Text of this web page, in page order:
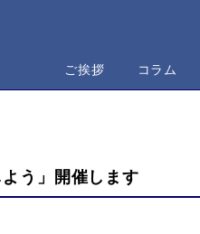
ご挨拶 コラム
う」開催します